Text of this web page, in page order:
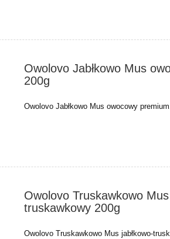
Owolovo Jabłkowo Mus
200g
Owolovo Jabłkowo Mus owocowy
Owolovo Truskawkowo Mus
truskawkowy 200g
Owolovo Truskawkowo Mus jabłkowo-